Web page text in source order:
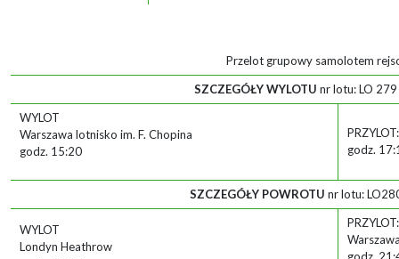
Przelot grupowy samolotem
SZCZEGÓŁY WYLOTU nr lotu: LO
WYLOT
Warszawa lotnisko im. F. Chopina
godz. 15:20
godz.
SZCZEGÓŁY POWROTU nr lotu:
WYLOT
Londyn Heathrow
PRZYLOT:
godz.